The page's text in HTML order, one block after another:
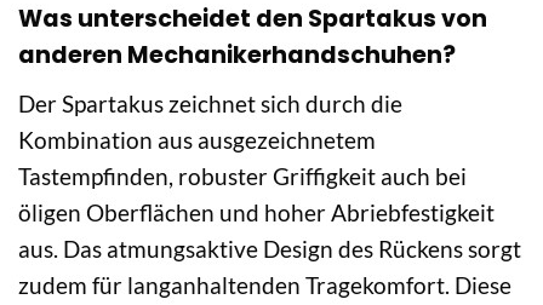
Was unterscheidet den Spartakus von
anderen Mechanikerhandschuhen?
Der Spartakus zeichnet sich durch die
Kombination aus ausgezeichnetem
Tastempfinden, robuster Griffigkeit auch bei
öligen Oberflächen und hoher Abriebfestigkeit
aus. Das atmungsaktive Design des Rückens sorgt
zudem für langanhaltenden Tragekomfort. Diese